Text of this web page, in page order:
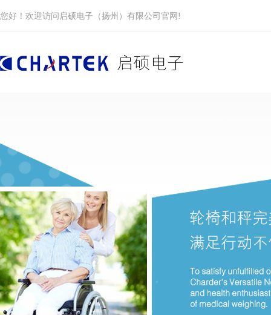
您好！欢迎访问启硕电子（扬州）有限公司官网!